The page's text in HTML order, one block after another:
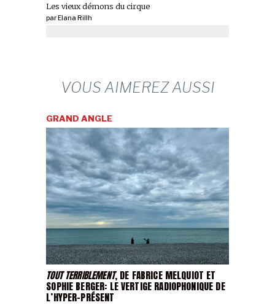
Les vieux démons du cirque
parElana Rillh
VOUS AIMEREZ AUSSI
TOUT TERRIBLEMENT, DE FABRICE MELQUIOT ET
SOPHIE BERGER: LE VERTIGE RADIOPHONIQUE DE
L’HYPER-PRÉSENT
GRAND ANGLE